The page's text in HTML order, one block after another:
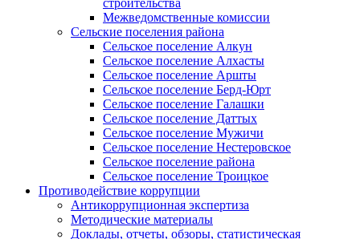
строительства
Межведомственные комиссии
Сельские поселения района
Сельское поселение Алкун
Сельское поселение Алхасты
Сельское поселение Аршты
Сельское поселение Берд-Юрт
Сельское поселение Галашки
Сельское поселение Даттых
Сельское поселение Мужичи
Сельское поселение Нестеровское
Сельское поселение района
Сельское поселение Троицкое
Противодействие коррупции
Антикоррупционная экспертиза
Методические материалы
Доклады, отчеты, обзоры, статистическая